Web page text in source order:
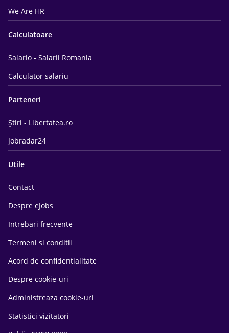
We Are HR
Calculatoare
Salario - Salarii Romania
Calculator salariu
Parteneri
Știri - Libertatea.ro
Jobradar24
Utile
Contact
Despre eJobs
Intrebari frecvente
Termeni si conditii
Acord de confidentialitate
Despre cookie-uri
Administreaza cookie-uri
Statistici vizitatori